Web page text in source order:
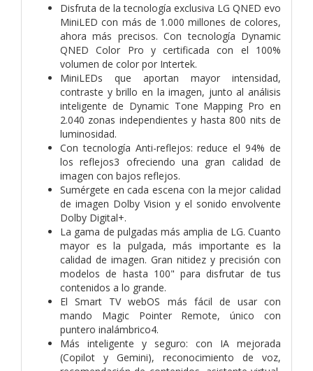
Disfruta de la tecnología exclusiva LG QNED evo
MiniLED con más de 1.000 millones de colores,
ahora más precisos. Con tecnología Dynamic
QNED Color Pro y certificada con el 100%
volumen de color por Intertek.
MiniLEDs que aportan mayor intensidad,
contraste y brillo en la imagen, junto al análisis
inteligente de Dynamic Tone Mapping Pro en
2.040 zonas independientes y hasta 800 nits de
luminosidad.
Con tecnología Anti-reflejos: reduce el 94% de
los reflejos3 ofreciendo una gran calidad de
imagen con bajos reflejos.
Sumérgete en cada escena con la mejor calidad
de imagen Dolby Vision y el sonido envolvente
Dolby Digital+.
La gama de pulgadas más amplia de LG. Cuanto
mayor es la pulgada, más importante es la
calidad de imagen. Gran nitidez y precisión con
modelos de hasta 100" para disfrutar de tus
contenidos a lo grande.
El Smart TV webOS más fácil de usar con
mando Magic Pointer Remote, único con
puntero inalámbrico4.
Más inteligente y seguro: con IA mejorada
(Copilot y Gemini), reconocimiento de voz,